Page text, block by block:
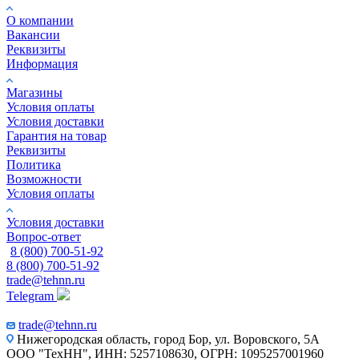
О компании
Вакансии
Реквизиты
Информация
Магазины
Условия оплаты
Условия доставки
Гарантия на товар
Реквизиты
Политика
Возможности
Условия оплаты
Условия доставки
Вопрос-ответ
8 (800) 700-51-92
8 (800) 700-51-92
trade@tehnn.ru
Telegram
trade@tehnn.ru
Нижегородская область, город Бор, ул. Воровского, 5А
ООО "ТехНН", ИНН: 5257108630, ОГРН: 1095257001960